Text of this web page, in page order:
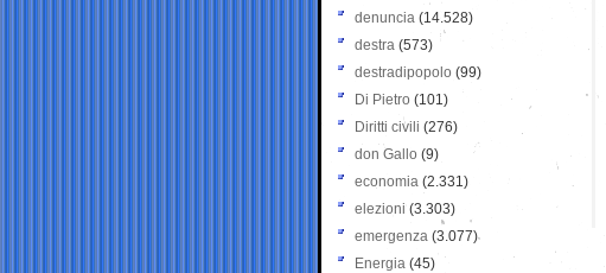
denuncia (14.528)
destra (573)
destradipopolo (99)
Di Pietro (101)
Diritti civili (276)
don Gallo (9)
economia (2.331)
elezioni (3.303)
emergenza (3.077)
Energia (45)